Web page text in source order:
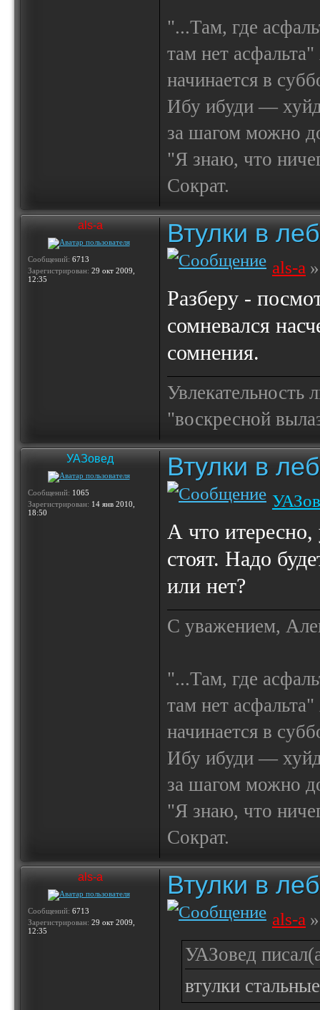
"...Там, где
там нет
начинается в
Ибу ибуди —
за шагом можно
"Я знаю, что
Сократ.
als-a
Сообщений: 6713
Зарегистрирован: 29 окт 2009,
12:35
Втулки в
als-a
Разберу -
сомневался
сомнения.
Увлекательность
"воскресной
УАЗовед
Сообщений: 1065
Зарегистрирован: 14 янв 2010,
18:50
Втулки в
А что итересно,
стоят. Надо
или нет?
С уважением,
"...Там, где
там нет
начинается в
Ибу ибуди —
за шагом можно
"Я знаю, что
Сократ.
als-a
Сообщений: 6713
Зарегистрирован: 29 окт 2009,
12:35
Втулки в
als-a
УАЗовед
втулки